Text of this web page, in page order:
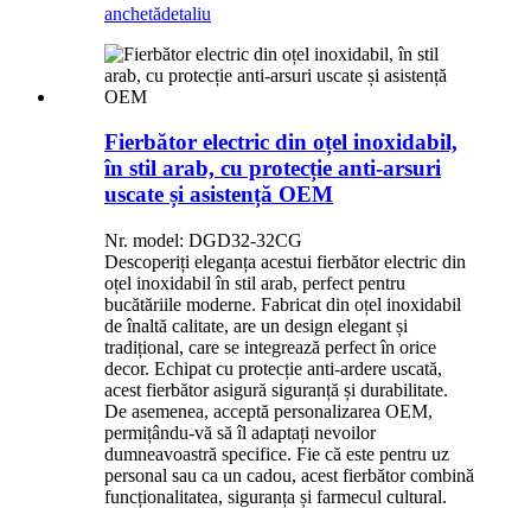
anchetădetaliu
Fierbător electric din oțel inoxidabil,
în stil arab, cu protecție anti-arsuri
uscate și asistență OEM
Nr. model: DGD32-32CG
Descoperiți eleganța acestui fierbător electric din
oțel inoxidabil în stil arab, perfect pentru
bucătăriile moderne. Fabricat din oțel inoxidabil
de înaltă calitate, are un design elegant și
tradițional, care se integrează perfect în orice
decor. Echipat cu protecție anti-ardere uscată,
acest fierbător asigură siguranță și durabilitate.
De asemenea, acceptă personalizarea OEM,
permițându-vă să îl adaptați nevoilor
dumneavoastră specifice. Fie că este pentru uz
personal sau ca un cadou, acest fierbător combină
funcționalitatea, siguranța și farmecul cultural.